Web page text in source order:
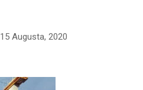
15 Augusta, 2020